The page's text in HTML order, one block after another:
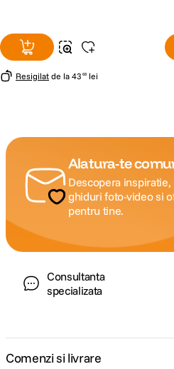
Resigilat de la 43 68 lei
Alatura-te
Descopera
ghiduri foto-video si
pentru tine.
Consultanta
specializata
Comenzi si livrare